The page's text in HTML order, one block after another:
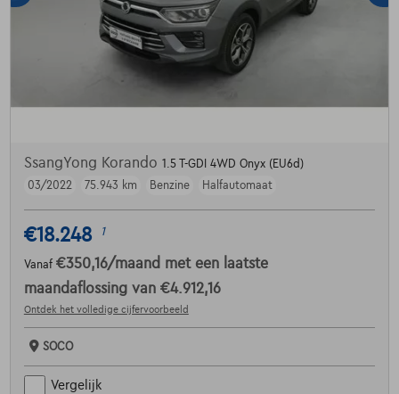
SsangYong Korando 1.5 T-GDI 4WD Onyx (EU6d)
03/2022
75.943 km Benzine Halfautomaat
€18.248 1
Vanaf €350,16/maand met een laatste
maandaflossing van €4.912,16
Ontdek het volledige cijfervoorbeeld
SOCO
Vergelijk